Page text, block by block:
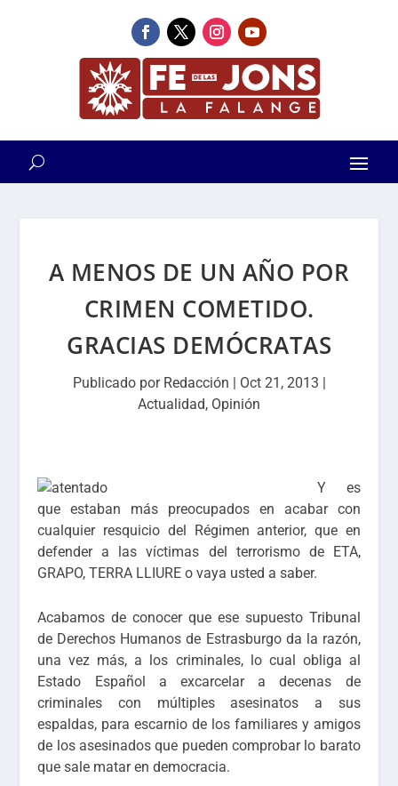
A MENOS DE UN AÑO POR
CRIMEN COMETIDO.
GRACIAS DEMÓCRATAS
Publicado por Redacción | Oct 21, 2013 |
Actualidad, Opinión
Y es
que estaban más preocupados en acabar con
cualquier resquicio del Régimen anterior, que en
defender a las víctimas del terrorismo de ETA,
GRAPO, TERRA LLIURE o vaya usted a saber.
Acabamos de conocer que ese supuesto Tribunal
de Derechos Humanos de Estrasburgo da la razón,
una vez más, a los criminales, lo cual obliga al
Estado Español a excarcelar a decenas de
criminales con múltiples asesinatos a sus
espaldas, para escarnio de los familiares y amigos
de los asesinados que pueden comprobar lo barato
que sale matar en democracia.